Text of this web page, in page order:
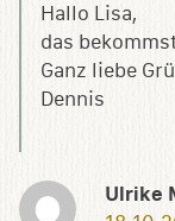
Hallo Lisa,
das
Ganz liebe
Dennis
Ulrike